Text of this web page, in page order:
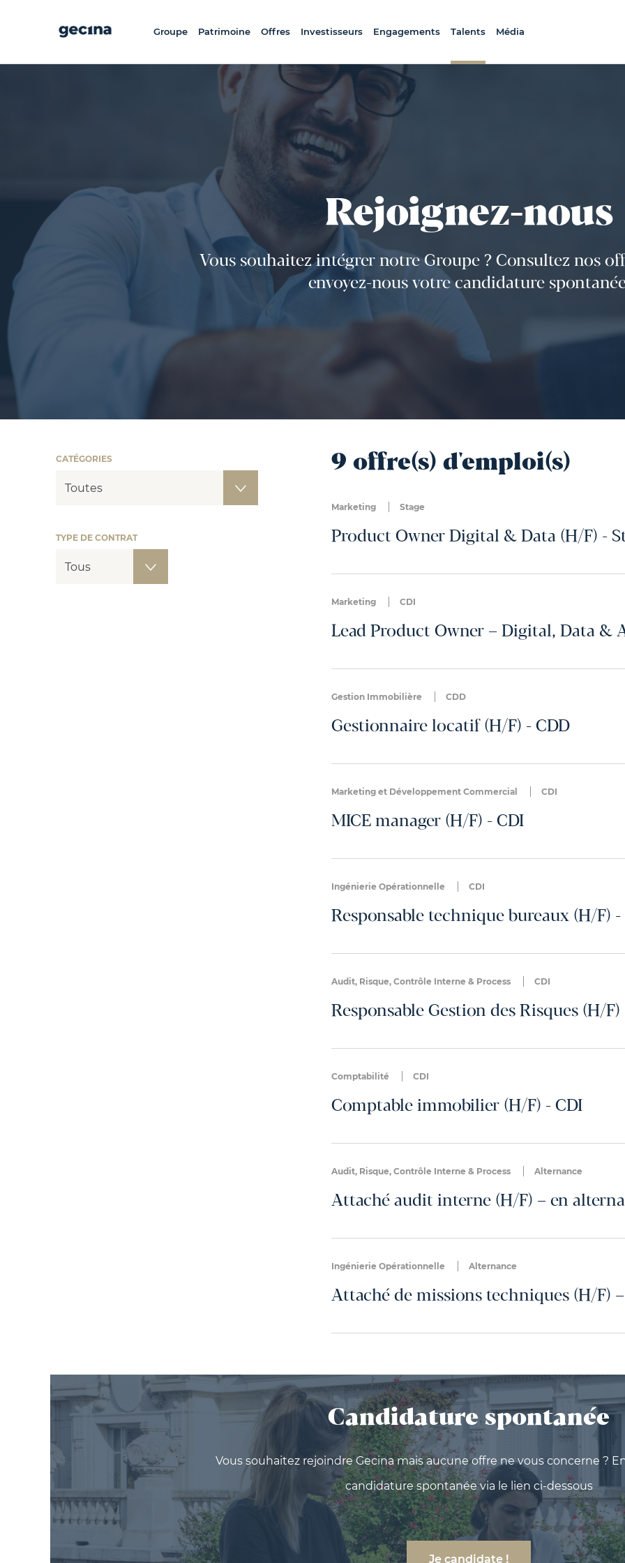
Groupe Patrimoine Offres Investisseurs Engagements Talents Média
Rejoignez-nous
Vous souhaitez intégrer notre Groupe ? Consultez nos
envoyez-nous votre candidature
CATÉGORIES
TYPE DE CONTRAT
9 offre(s) d'emploi(s)
Marketing Stage
Product Owner Digital & Data (H/F) -
Marketing CDI
Lead Product Owner – Digital, Data &
Gestion Immobilière CDD
Gestionnaire locatif (H/F) - CDD
Marketing et Développement Commercial CDI
MICE manager (H/F) - CDI
Ingénierie Opérationnelle CDI
Responsable technique bureaux (H/F) -
Audit, Risque, Contrôle Interne & Process CDI
Responsable Gestion des Risques (H/F)
Comptabilité CDI
Comptable immobilier (H/F) - CDI
Audit, Risque, Contrôle Interne & Process Alternance
Attaché audit interne (H/F) – en
Ingénierie Opérationnelle Alternance
Attaché de missions techniques (H/F)
Candidature spontanée
Vous souhaitez rejoindre Gecina mais aucune offre ne vous concerne ?
candidature spontanée via le lien ci-dessous
Je candidate !